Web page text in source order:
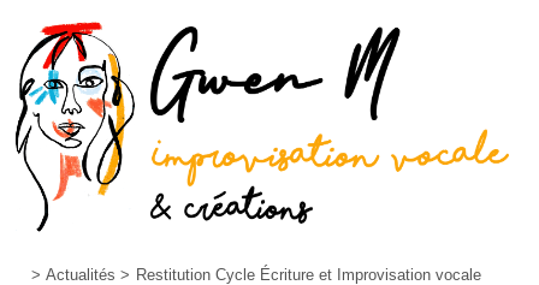
> Actualités > Restitution Cycle Écriture et Improvisation vocale